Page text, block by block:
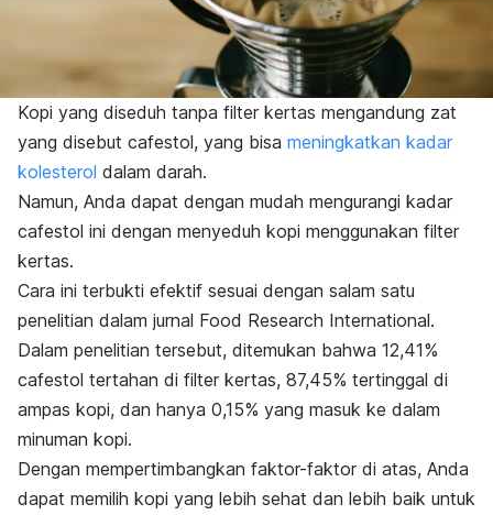
Kopi yang diseduh tanpa filter kertas mengandung zat
yang disebut cafestol, yang bisa meningkatkan kadar
kolesterol dalam darah.
Namun, Anda dapat dengan mudah mengurangi kadar
cafestol ini dengan menyeduh kopi menggunakan filter
kertas.
Cara ini terbukti efektif sesuai dengan salam satu
penelitian dalam jurnal Food Research International.
Dalam penelitian tersebut, ditemukan bahwa 12,41%
cafestol tertahan di filter kertas, 87,45% tertinggal di
ampas kopi, dan hanya 0,15% yang masuk ke dalam
minuman kopi.
Dengan mempertimbangkan faktor-faktor di atas, Anda
dapat memilih kopi yang lebih sehat dan lebih baik untuk